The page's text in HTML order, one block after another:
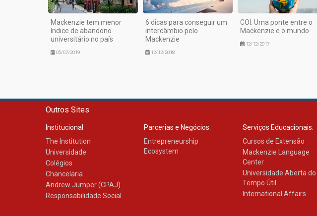
Mackenzie tem menor
índice de abandono
universitário no país
05/07/2019
6 dicas para conseguir um
intercâmbio pelo
Mackenzie
12/12/2018
COI: Uma ponte entre o
Mackenzie e o mundo
12/12/2017
Outros Sites
Institucional
The Institution
Universidade
Colégios
Chancelaria
Andrew Jumper (CPAJ)
Responsabilidade Social
Parcerias e Negócios:
Entrepreneurship
Ecosystem
Serviços Educacionais:
Cursos de Extensão
Mackenzie Language
Center
Universidade Aberta do
Tempo Útil
International Affairs